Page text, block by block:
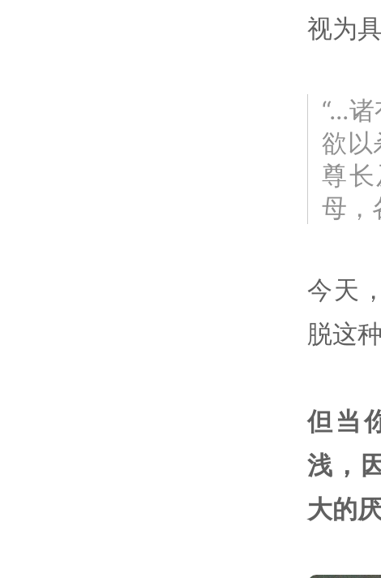
视为
“...
欲以
尊
母，
今天
脱这
但当
浅，
大的